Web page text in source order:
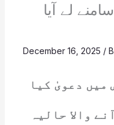
لے آیا
December 16, 2025 /
میں دعویٰ کیا
والا حالیہ